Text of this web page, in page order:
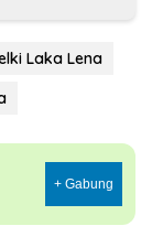
Laka Lena
+ Gabung